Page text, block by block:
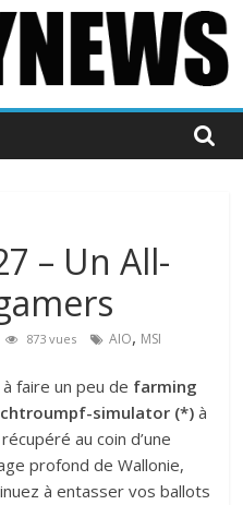
– Un All-
873 vues AIO, MSI
faire un peu de farming
simulator (*) à
au coin d’une
profond de Wallonie,
à entasser vos ballots